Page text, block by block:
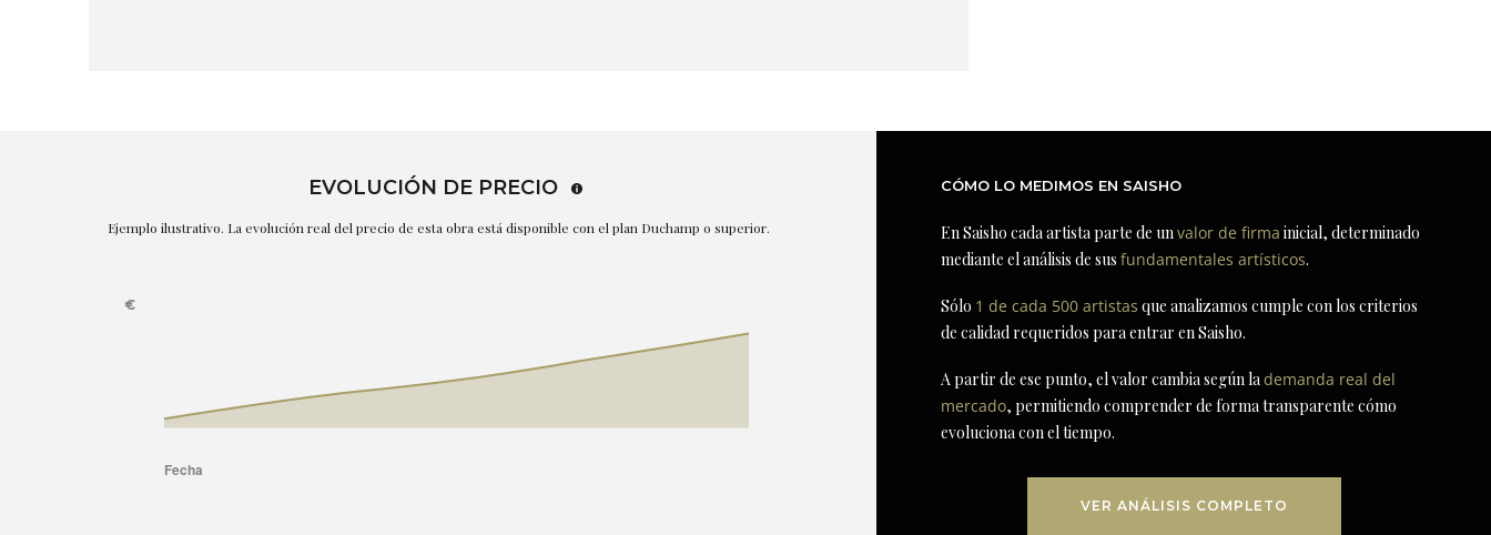
EVOLUCIÓN DE PRECIO
Ejemplo ilustrativo. La evolución real del precio de esta obra está disponible con el plan Duchamp o superior.
CÓMO LO MEDIMOS EN SAISHO
En Saisho cada artista parte de unvalor de firma inicial, determinado
mediante el análisis de susfundamentales artísticos.
Sólo 1 de cada 500 artistas que analizamos cumple con los criterios
de calidad requeridos para entrar en Saisho.
A partir de ese punto, el valor cambia según lademanda real del
mercado, permitiendo comprender de forma transparente cómo
evoluciona con el tiempo.
VER ANÁLISIS COMPLETO